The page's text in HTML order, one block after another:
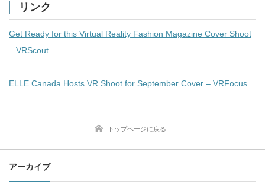
リンク
Get Ready for this Virtual Reality Fashion Magazine Cover Shoot
– VRScout
ELLE Canada Hosts VR Shoot for September Cover – VRFocus
トップページに戻る
アーカイブ